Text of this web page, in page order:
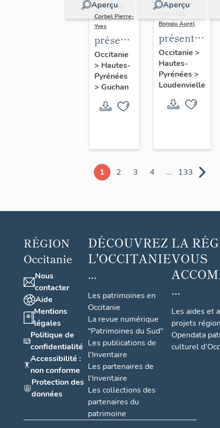
Aperçu
Réalisé par
Corbel Pierre-
Yves
présentation
de la
commune
Occitanie
> Hautes-
Pyrénées
> Guchan
Aperçu
IA65000026 |
Bongiu Aurel
présentation
de
l'ancienne
commune
Occitanie >
Hautes-
Pyrénées>
Loudenvielle
1 2 3 4 ... 133
RÉGION
Occitanie
Nous
contacter
Aide
Mentions
légales
Politique de
confidentialité
Accessibilité :
non conforme
Protection des
données
DÉCOUVREZ
L'OCCITANIE
...
Les patrimoines en
Occitanie
La revue numérique
"Patrimoines du Sud"
Les publications de
l'Inventaire
Les partenaires de
l'Inventaire
Les collections des
partenaires du
patrimoine
LA
VOUS
...
Les aides et
projets
Opendata
culturel